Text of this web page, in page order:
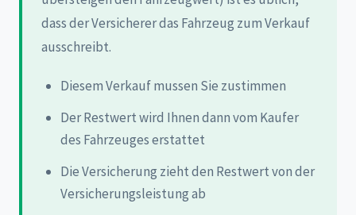
dass der Versicherer das Fahrzeug zum Verkauf
ausschreibt.
Diesem Verkauf mussen Sie zustimmen
Der Restwert wird Ihnen dann vom Kaufer
des Fahrzeuges erstattet
Die Versicherung zieht den Restwert von der
Versicherungsleistung ab